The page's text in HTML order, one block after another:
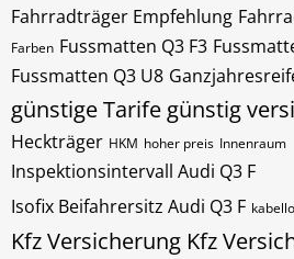
Fahrradträger Empfehlung
Farben Fussmatten Q3 F3
Fussmatten Q3 U8
günstige Tarife günstig
Heckträger HKM hoher preis Innenraum
Inspektionsintervall Audi Q3 F
Isofix Beifahrersitz Audi Q3 F
Kfz Versicherung Kfz